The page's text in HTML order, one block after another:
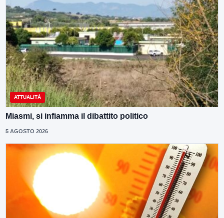
ATTUALITÀ
Miasmi, si infiamma il dibattito politico
5 AGOSTO 2026